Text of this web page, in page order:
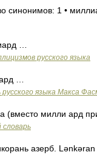
синонимов: 1 •
…
русского языка
…
языка Макса
милли ард
словарь
азерб.